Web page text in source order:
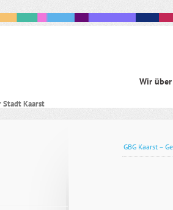
Stadt Kaarst
Navigation
Wir
Navigation
GBG Kaarst –